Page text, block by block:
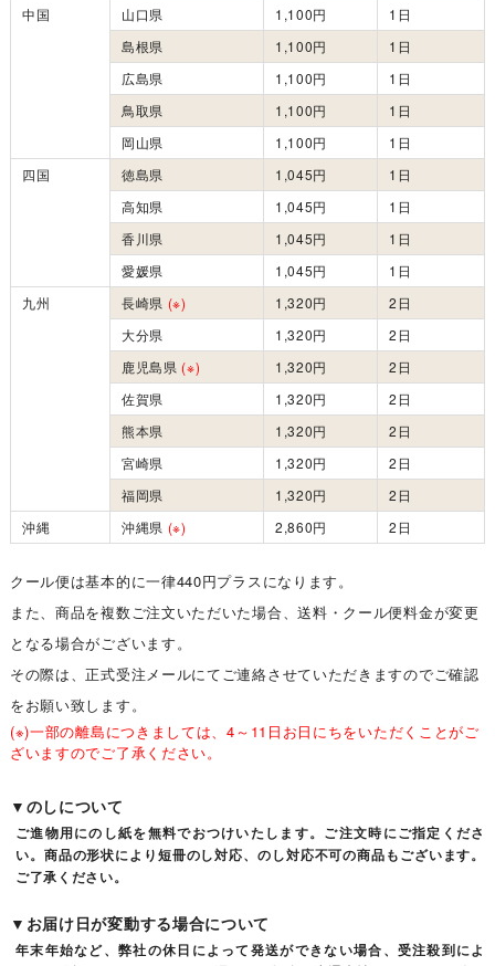
中国
山口県 1,100円
1日
島根県
1,100円
1日
広島県
1,100円
1日
鳥取県
1,100円
1日
岡山県
1,100円
1日
四国
徳島県 1,045円
1日
高知県
1,045円
1日
香川県
1,045円
1日
愛媛県
1,045円
1日
九州
長崎県 (※) 1,320円
2日
大分県
1,320円
2日
鹿児島県 (※) 1,320円
2日
佐賀県
1,320円
2日
熊本県
1,320円
2日
宮崎県
1,320円
2日
福岡県
1,320円
2日
沖縄
沖縄県 (※) 2,860円 2日
クール便は基本的に一律440円プラスになります。
また、商品を複数ご注文いただいた場合、送料・クール便料金が変更
となる場合がございます。
その際は、正式受注メールにてご連絡させていただきますのでご確認
をお願い致します。
(※)一部の離島につきましては、4～11日お日にちをいただくことがご
ざいますのでご了承ください。
▼のしについて
ご進物用にのし紙を無料でおつけいたします。ご注文時にご指定くださ
い。商品の形状により短冊のし対応、のし対応不可の商品もございます。
ご了承ください。
▼お届け日が変動する場合について
年末年始など、弊社の休日によって発送ができない場合、受注殺到によ